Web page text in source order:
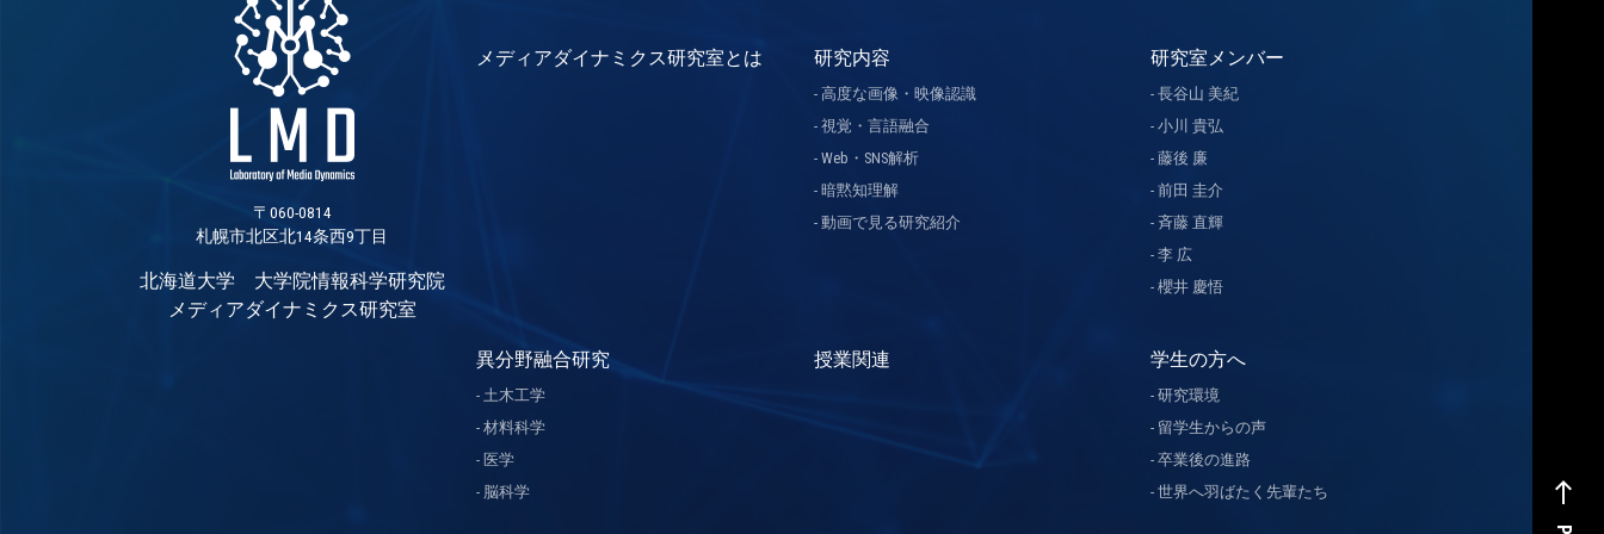
west
〒060-0814
札幌市北区北14条西9丁目
北海道大学 大学院情報科学研究院
メディアダイナミクス研究室
メディアダイナミクス研究室とは 研究内容
高度な画像・映像認識
視覚・言語融合
Web・SNS解析
暗黙知理解
動画で見る研究紹介
研究室メンバー
長谷山 美紀
小川 貴弘
藤後 廉
前田 圭介
斉藤 直輝
李 広
櫻井 慶悟
異分野融合研究
土木工学
材料科学
医学
脳科学
授業関連 学生の方へ
研究環境
留学生からの声
卒業後の進路
世界へ羽ばたく先輩たち